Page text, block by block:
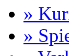
»
»